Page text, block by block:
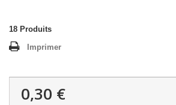
18 Produits
Imprimer
0,30 €